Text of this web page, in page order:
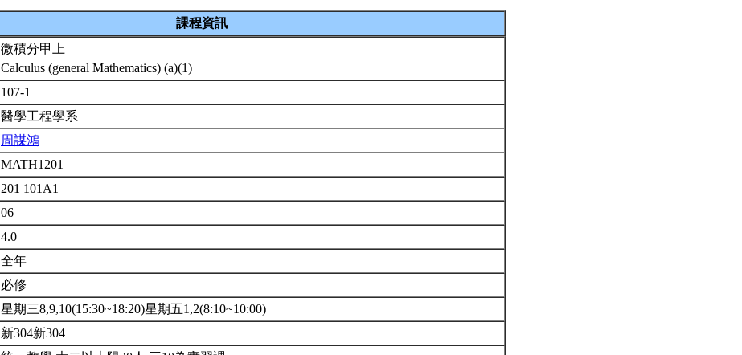
課程資訊
微積分甲上
Calculus (general Mathematics) (a)(1)
107-1
醫學工程學系
周謀鴻
MATH1201
201 101A1
06
4.0
全年
必修
星期三8,9,10(15:30~18:20)星期五1,2(8:10~10:00)
新304新304